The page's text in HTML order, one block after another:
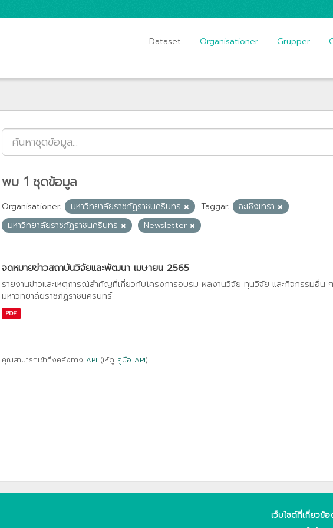
Dataset Organisationer Grupper
พบ 1 ชุดข้อมูล
Organisationer: มหาวิทยาลัยราชภัฏราชนครินทร์ Taggar:
ฉะเชิงเทรา
มหาวิทยาลัยราชภัฏราชนครินทร์
Newsletter
จดหมายข่าวสถาบันวิจัยและพัฒนา เมษายน 2565
รายงานข่าวและเหตุการณ์สำคัญที่เกี่ยวกับโครงการอบรม ผลงานวิจัย ทุนวิจัย และกิจกรรมอื่
มหาวิทยาลัยราชภัฏราชนครินทร์
PDF
คุณสามารถเข้าถึงคลังทาง API (ให้ดู คู่มือ API).
เว็บไซต์ที่เกี่ยวข้อ